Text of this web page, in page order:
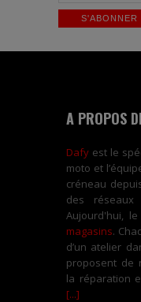
A PROPOS
Dafy est le
moto et
créneau
des réseaux
Aujourd'hui,
magasins.
d’un atelier
proposent de
la réparation
[...]